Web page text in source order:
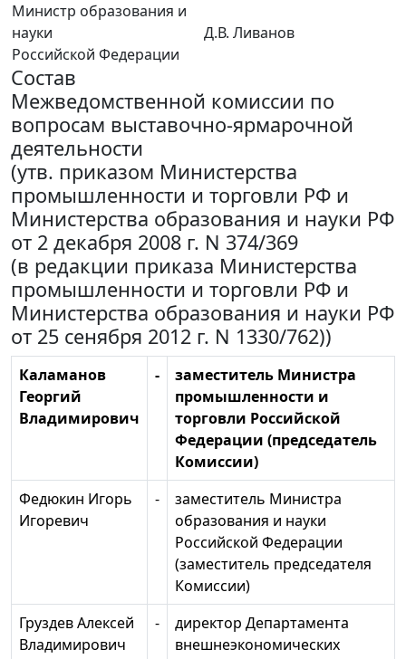
Министр образования и
науки
Российской Федерации
Д.В. Ливанов
Состав
Межведомственной комиссии по
вопросам выставочно-ярмарочной
деятельности
(утв. приказом Министерства
промышленности и торговли РФ и
Министерства образования и науки РФ
от 2 декабря 2008 г. N 374/369
(в редакции приказа Министерства
промышленности и торговли РФ и
Министерства образования и науки РФ
от 25 сенября 2012 г. N 1330/762))
Каламанов
Георгий
Владимирович
-
заместитель Министра
промышленности и
торговли Российской
Федерации (председатель
Комиссии)
Федюкин Игорь
Игоревич
-
заместитель Министра
образования и науки
Российской Федерации
(заместитель председателя
Комиссии)
Груздев Алексей
Владимирович
-
директор Департамента
внешнеэкономических